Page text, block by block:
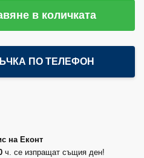
в количката
ПО ТЕЛЕФОН
на Еконт
ч. се изпращат същия ден!